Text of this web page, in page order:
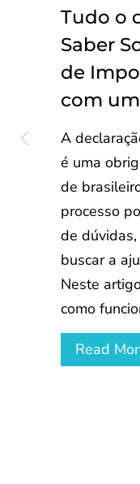
Tudo o
Saber
de
com
A
é uma
de
processo
de
buscar a
Neste
como
Read